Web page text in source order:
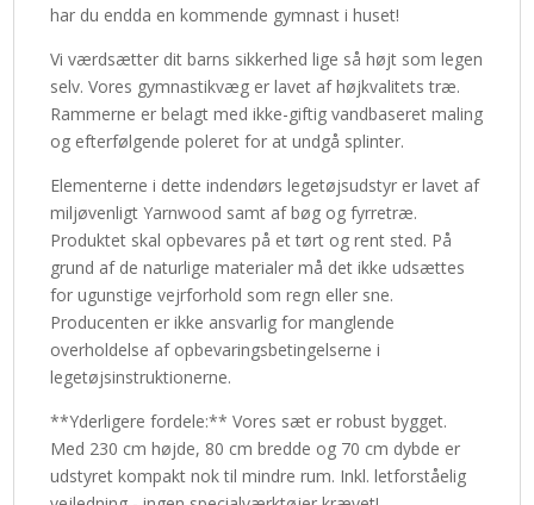
har du endda en kommende gymnast i huset!
Vi værdsætter dit barns sikkerhed lige så højt som legen
selv. Vores gymnastikvæg er lavet af højkvalitets træ.
Rammerne er belagt med ikke-giftig vandbaseret maling
og efterfølgende poleret for at undgå splinter.
Elementerne i dette indendørs legetøjsudstyr er lavet af
miljøvenligt Yarnwood samt af bøg og fyrretræ.
Produktet skal opbevares på et tørt og rent sted. På
grund af de naturlige materialer må det ikke udsættes
for ugunstige vejrforhold som regn eller sne.
Producenten er ikke ansvarlig for manglende
overholdelse af opbevaringsbetingelserne i
legetøjsinstruktionerne.
**Yderligere fordele:** Vores sæt er robust bygget.
Med 230 cm højde, 80 cm bredde og 70 cm dybde er
udstyret kompakt nok til mindre rum. Inkl. letforståelig